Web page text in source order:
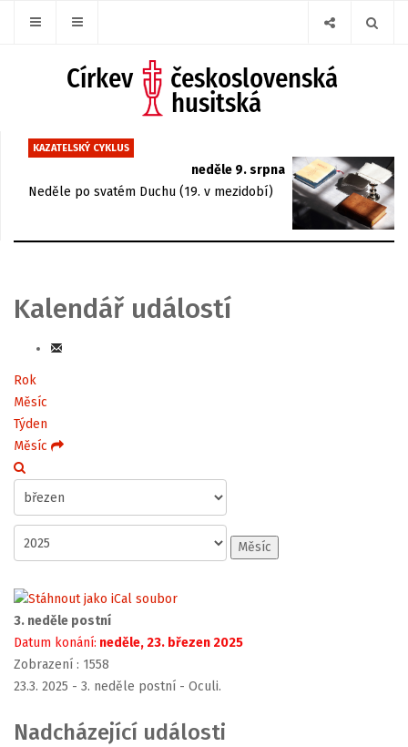
KAZATELSKÝ CYKLUS
neděle 9. srpna
Neděle po svatém Duchu (19. v mezidobí)
Kalendář událostí
Rok
Měsíc
Týden
Měsíc
Měsíc
3. neděle postní
Datum konání: neděle, 23. březen 2025
Zobrazení : 1558
23.3. 2025 - 3. neděle postní - Oculi.
Nadcházející události